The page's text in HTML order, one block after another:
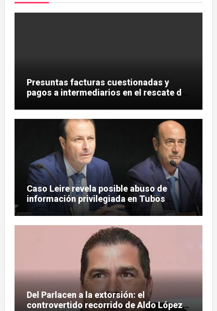
Presuntas facturas cuestionadas y
pagos a intermediarios en el rescate de
Caso Leire revela posible abuso de
información privilegiada en Tubos
Reunidos con López de las Heras
Del Parlacen a la extorsión: el
controvertido recorrido de Aldo López-